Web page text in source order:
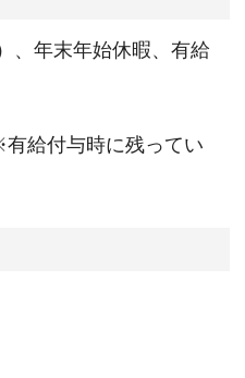
、年末年始休暇、有給
給付与時に残ってい